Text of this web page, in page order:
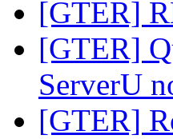
[GTER]
[GTER]
ServerU
[GTER]